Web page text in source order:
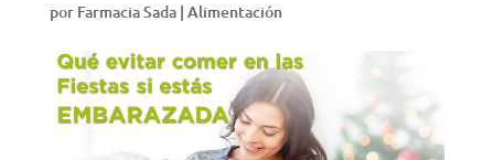
por Farmacia Sada| Alimentación